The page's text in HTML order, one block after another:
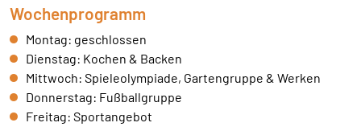
Wochenprogramm
Montag: geschlossen
Dienstag: Kochen & Backen
Mittwoch: Spieleolympiade, Gartengruppe & Werken
Donnerstag: Fußballgruppe
Freitag: Sportangebot
Warum bitten wir darum für die
Newsletteranmeldung Daten übertragen zu dürfen?
Es werden Daten an Sendinblue übertragen. Da das
Formular von Sendinblue zur Verfügung gestellt wird,
werden die Daten des Formulars an Sendinblue
übertragen.